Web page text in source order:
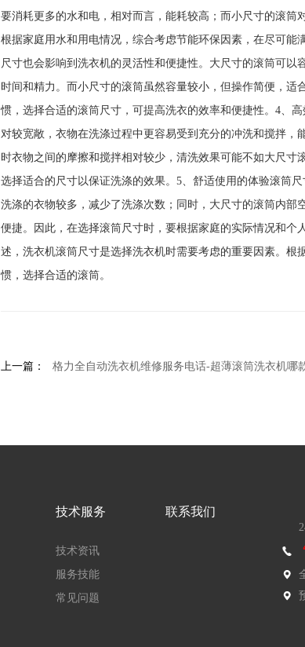
要消耗更多的水和电，相对而言，能耗较高；而小尺寸的滚
根据家庭用水和用电情况，综合考虑节能环保因素，在尽可
尺寸也会影响到洗衣机的灵活性和便捷性。大尺寸的滚筒可
时间和精力。而小尺寸的滚筒虽然容量较小，但操作简便，
惯，选择合适的滚筒尺寸，可提高洗衣的效率和便捷性。4、
对较宽敞，衣物在洗涤过程中更容易受到充分的冲洗和搅拌
时衣物之间的摩擦和搅拌相对较少，清洗效果可能不如大尺寸
选择适合的尺寸以保证洗涤的效果。5、舒适使用的体验滚筒
洗涤的衣物较多，减少了洗涤次数；同时，大尺寸的滚筒内
便捷。因此，在选择滚筒尺寸时，要根据家庭的实际情况和
述，洗衣机滚筒尺寸是选择洗衣机时需要考虑的重要因素。
惯，选择合适的滚筒。
上一篇： 格力全自动洗衣机维修服务电话-超薄滚筒洗衣机哪款好 超薄滚筒洗衣机型号推
技术服务
技术资讯
服务技能
常见问题
联系我们